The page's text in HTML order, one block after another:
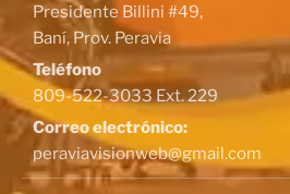
Presidente Billini #49,
Baní, Prov. Peravia
Teléfono
809-522-3033 Ext. 229
Correo electrónico:
peraviavisionweb@gmail.com